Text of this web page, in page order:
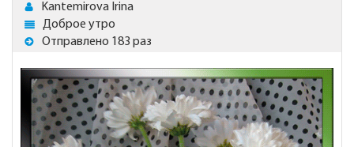
Kantemirova Irina
Доброе утро
Отправлено 183 раз